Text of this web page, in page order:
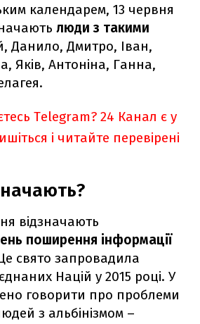
календарем, 13 червня
люди з такими
Данило, Дмитро, Іван,
Яків, Антоніна, Ганна,
Telegram? 24 Канал є у
і читайте перевірені
відзначають
поширення інформації
свято запровадила
Націй у 2015 році. У
говорити про проблеми
з альбінізмом –